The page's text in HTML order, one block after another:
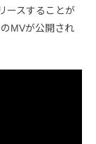
ースすることが
MVが公開され